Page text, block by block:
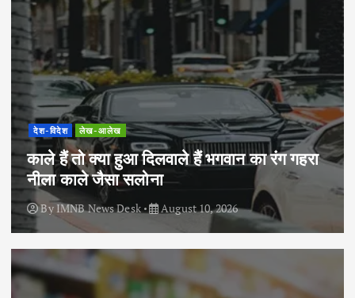
देश-विदेश लेख-आलेख
काले हैं तो क्या हुआ दिलवाले हैं भगवान का रंग गहरा
नीला काले जैसा सलोना
ByIMNB News Desk August 10, 2026